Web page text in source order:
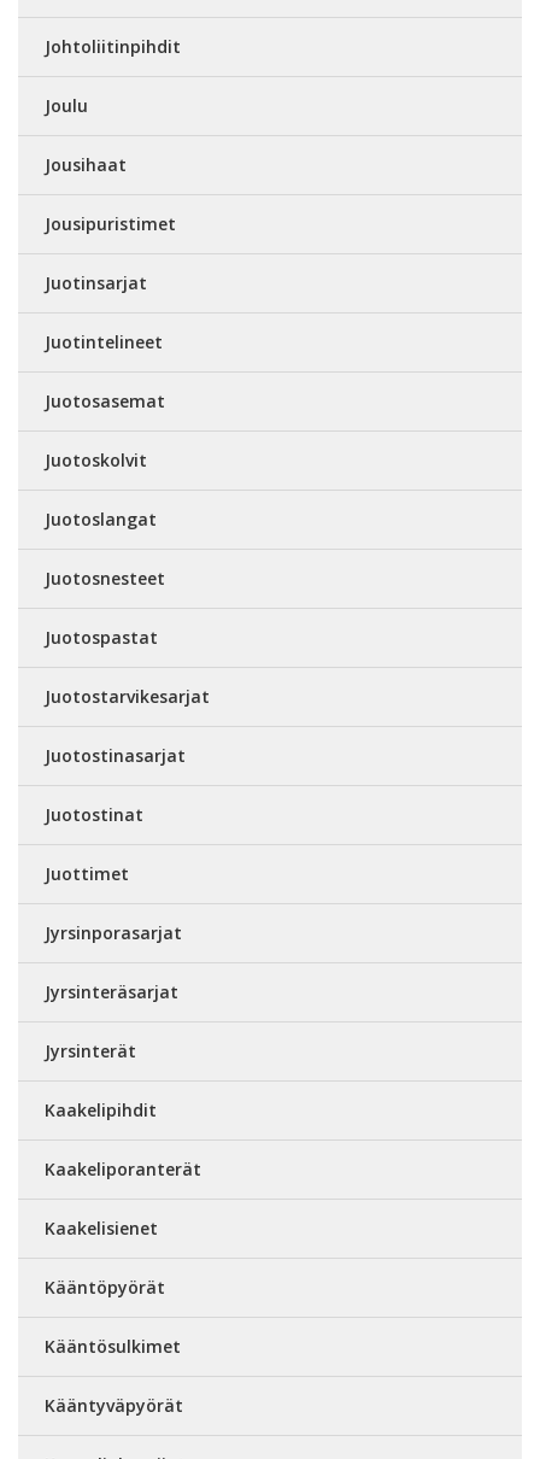
Johtoliitinpihdit
Joulu
Jousihaat
Jousipuristimet
Juotinsarjat
Juotintelineet
Juotosasemat
Juotoskolvit
Juotoslangat
Juotosnesteet
Juotospastat
Juotostarvikesarjat
Juotostinasarjat
Juotostinat
Juottimet
Jyrsinporasarjat
Jyrsinteräsarjat
Jyrsinterät
Kaakelipihdit
Kaakeliporanterät
Kaakelisienet
Kääntöpyörät
Kääntösulkimet
Kääntyväpyörät